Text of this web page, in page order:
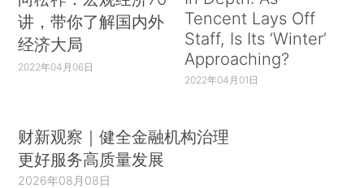
讲，带你了解国内外
经济大局
2022年04月06日
Tencent Lays Off
Staff, Is Its ‘Winter’
Approaching?
2022年04月01日
财新观察｜健全金融机构治理
更好服务高质量发展
2026年08月08日